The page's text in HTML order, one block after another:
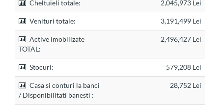
Cheltuieli totale: 2,045,973 Lei
Venituri totale: 3,191,499 Lei
Active imobilizate
TOTAL:
2,496,427 Lei
Stocuri: 579,208 Lei
Casa si conturi la banci
/ Disponibilitati banesti :
28,752 Lei